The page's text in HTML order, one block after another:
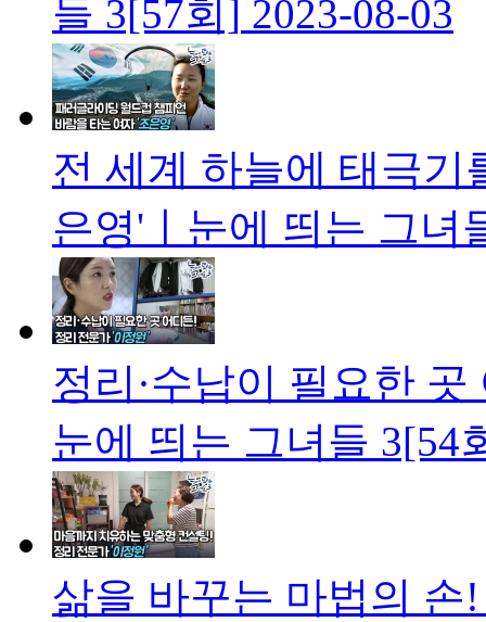
들 3[57회] 2023-08-03
전 세계 하늘에 태극
은영'ㅣ눈에 띄는 그녀
정리·수납이 필요한
눈에 띄는 그녀들 3[54
삶을 바꾸는 마법의 손